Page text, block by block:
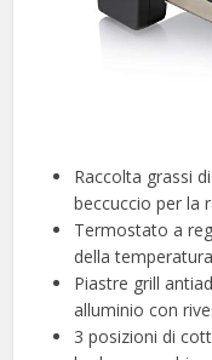
Raccolta grassi
beccuccio per la
Termostato a
della
Piastre grill
alluminio con
3 posizioni di